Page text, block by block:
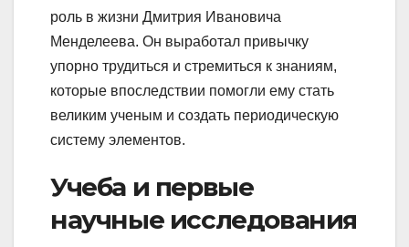
роль в жизни Дмитрия Ивановича
Менделеева. Он выработал привычку
упорно трудиться и стремиться к знаниям,
которые впоследствии помогли ему стать
великим ученым и создать периодическую
систему элементов.
Учеба и первые
научные исследования